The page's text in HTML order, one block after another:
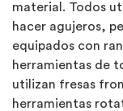
material. Todos
hacer agujeros,
equipados con
herramientas de
utilizan fresas
herramientas